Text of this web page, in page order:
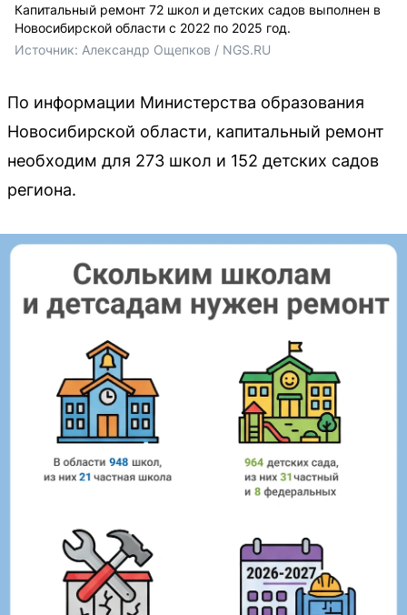
Капитальный ремонт 72 школ и детских садов выполнен в
Новосибирской области с 2022 по 2025 год.
Источник: Александр Ощепков / NGS.RU
По информации Министерства образования
Новосибирской области, капитальный ремонт
необходим для 273 школ и 152 детских садов
региона.